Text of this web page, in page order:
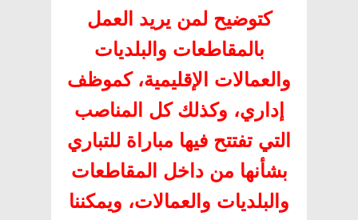
كتوضيح لمن يريد العمل
بالمقاطعات والبلديات
والعمالات الإقليمية، كموظف
إداري، وكذلك كل المناصب
التي تفتتح فيها مباراة للتباري
بشأنها من داخل المقاطعات
والبلديات والعمالات، ويمكننا